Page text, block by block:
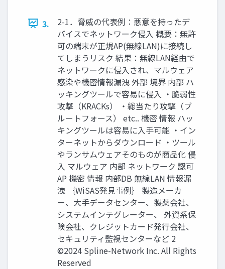
3.
2-1．脅威の代表例：悪意を持ったデ
バイスでネットワーク侵入 概要：無許
可の端末が正規AP(無線LAN)に接続し
てしまうリスク 結果：無線LAN経由で
ネットワークに侵入され、マルウェア
感染や機密情報漏洩 外部 境界 内部 ハ
ッキングツールで容易に侵入 ・脆弱性
攻撃（KRACKs） ・総当たり攻撃（ブ
ルートフォース） etc.. 機密 情報 ハッ
キングツールは容易に入手可能 ・イン
ターネットからダウンロード ・ツール
やランサムウェアそのものが商品化 侵
入 マルウェア 内部 ネットワーク 認可
AP 機密 情報 内部DB 無線LAN 情報漏
洩 ｛WiSAS発見事例｝ 製造メーカ
ー、大手データセンター、製薬会社、
システムインテグレーター、 外資系保
険会社、クレジットカード発行会社、
セキュリティ監視センターなど 2
©2024 Spline-Network Inc. All Rights
Reserved